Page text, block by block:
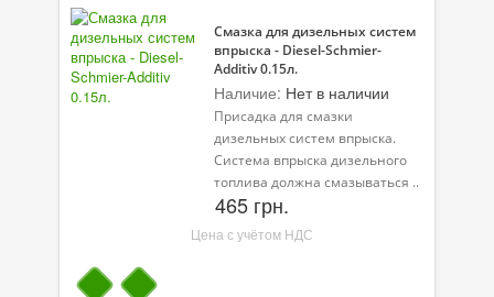
Смазки
Специальные программы
Велосипедная программа
Масла для лодочных моторов
Моторное масло для мотоцикла
Оружейное масло
Садовая программа
Смазка для дизельных систем
впрыска - Diesel-Schmier-
Additiv 0.15л.
Наличие: Нет в наличии
Присадка для смазки
дизельных систем впрыска.
Система впрыска дизельного
топлива должна смазываться ..
465 грн.
Цена с учётом НДС